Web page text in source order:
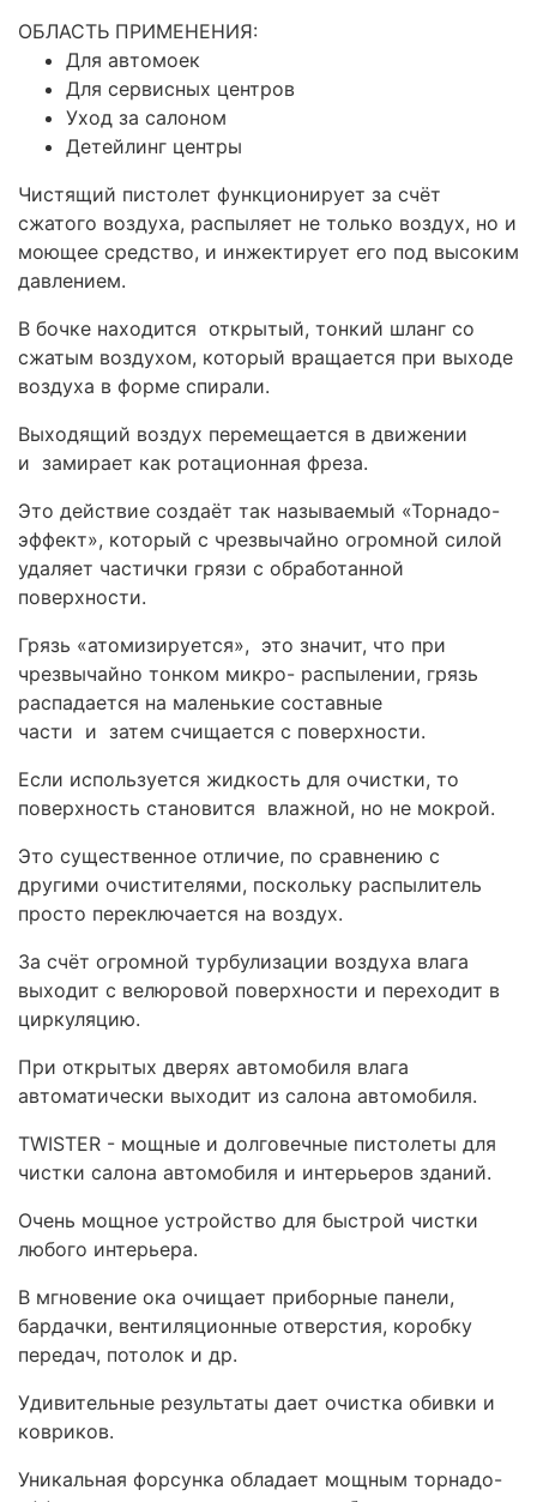
ОБЛАСТЬ ПРИМЕНЕНИЯ:
Для автомоек
Для сервисных центров
Уход за салоном
Детейлинг центры
Чистящий пистолет функционирует за счёт
сжатого воздуха, распыляет не только воздух, но и
моющее средство, и инжектирует его под высоким
давлением.
В бочке находится открытый, тонкий шланг со
сжатым воздухом, который вращается при выходе
воздуха в форме спирали.
Выходящий воздух перемещается в движении
и замирает как ротационная фреза.
Это действие создаёт так называемый «Торнадо-
эффект», который с чрезвычайно огромной силой
удаляет частички грязи с обработанной
поверхности.
Грязь «атомизируется», это значит, что при
чрезвычайно тонком микро- распылении, грязь
распадается на маленькие составные
части и затем счищается с поверхности.
Если используется жидкость для очистки, то
поверхность становится влажной, но не мокрой.
Это существенное отличие, по сравнению с
другими очистителями, поскольку распылитель
просто переключается на воздух.
За счёт огромной турбулизации воздуха влага
выходит с велюровой поверхности и переходит в
циркуляцию.
При открытых дверях автомобиля влага
автоматически выходит из салона автомобиля.
TWISTER - мощные и долговечные пистолеты для
чистки салона автомобиля и интерьеров зданий.
Очень мощное устройство для быстрой чистки
любого интерьера.
В мгновение ока очищает приборные панели,
бардачки, вентиляционные отверстия, коробку
передач, потолок и др.
Удивительные результаты дает очистка обивки и
ковриков.
Уникальная форсунка обладает мощным торнадо-